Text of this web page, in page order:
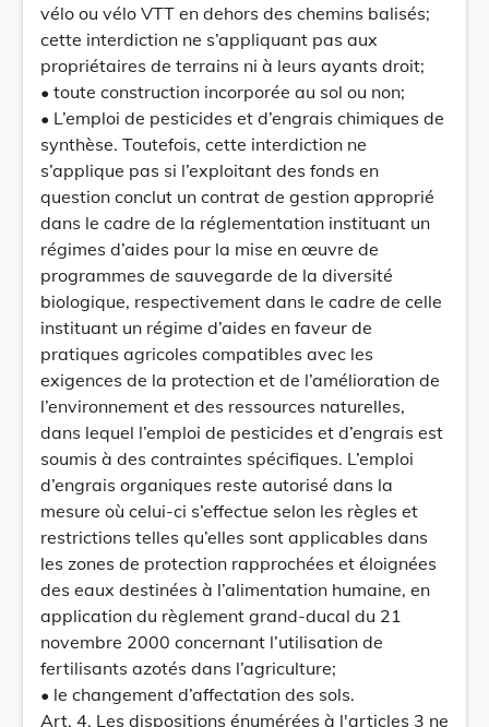
vélo ou vélo VTT en dehors des chemins balisés;
cette interdiction ne s’appliquant pas aux
propriétaires de terrains ni à leurs ayants droit;
• toute construction incorporée au sol ou non;
• L’emploi de pesticides et d’engrais chimiques de
synthèse. Toutefois, cette interdiction ne
s’applique pas si l’exploitant des fonds en
question conclut un contrat de gestion approprié
dans le cadre de la réglementation instituant un
régimes d’aides pour la mise en œuvre de
programmes de sauvegarde de la diversité
biologique, respectivement dans le cadre de celle
instituant un régime d’aides en faveur de
pratiques agricoles compatibles avec les
exigences de la protection et de l’amélioration de
l’environnement et des ressources naturelles,
dans lequel l’emploi de pesticides et d’engrais est
soumis à des contraintes spécifiques. L’emploi
d’engrais organiques reste autorisé dans la
mesure où celui-ci s’effectue selon les règles et
restrictions telles qu’elles sont applicables dans
les zones de protection rapprochées et éloignées
des eaux destinées à l’alimentation humaine, en
application du règlement grand-ducal du 21
novembre 2000 concernant l’utilisation de
fertilisants azotés dans l’agriculture;
• le changement d’affectation des sols.
Art. 4. Les dispositions énumérées à l'articles 3 ne